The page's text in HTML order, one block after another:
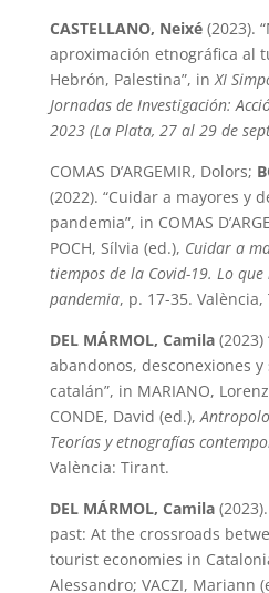
CASTELLANO, Neixé(2023).
aproximación etnográfica al
Hebrón, Palestina”, in XI
Jornadas de Investigación:
2023 (La Plata, 27 al 29 de
COMAS D’ARGEMIR, Dolors;
(2022). “Cuidar a mayores y
pandemia”, in COMAS
POCH, Sílvia (ed.), Cuidar a
tiempos de la Covid-19. Lo
pandemia, p. 17-35.
DEL MÁRMOL, Camila(2023)
abandonos, desconexiones
catalán”, in MARIANO,
CONDE, David (ed.),
Teorías y etnografías
València: Tirant.
DEL MÁRMOL, Camila
past: At the crossroads
tourist economies in
Alessandro; VACZI, Mariann